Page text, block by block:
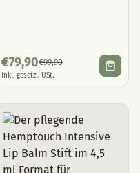
€79,90€99,90
inkl. gesetzl. USt.